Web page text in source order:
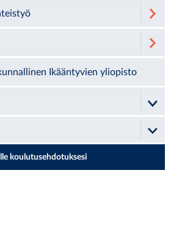
Ikääntyvien yliopisto
koulutusehdotuksesi